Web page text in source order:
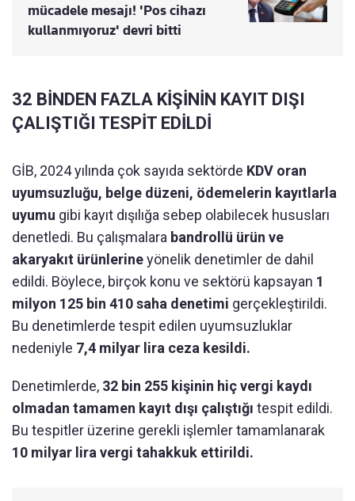
mücadele mesajı! 'Pos cihazı
kullanmıyoruz' devri bitti
32 BİNDEN FAZLA KİŞİNİN KAYIT DIŞI
ÇALIŞTIĞI TESPİT EDİLDİ
GİB, 2024 yılında çok sayıda sektörde KDV oran
uyumsuzluğu, belge düzeni, ödemelerin kayıtlarla
uyumu gibi kayıt dışılığa sebep olabilecek hususları
denetledi. Bu çalışmalara bandrollü ürün ve
akaryakıt ürünlerineyönelik denetimler de dahil
edildi. Böylece, birçok konu ve sektörü kapsayan 1
milyon 125 bin 410 saha denetimi gerçekleştirildi.
Bu denetimlerde tespit edilen uyumsuzluklar
nedeniyle 7,4 milyar lira ceza kesildi.
Denetimlerde, 32 bin 255 kişinin hiç vergi kaydı
olmadan tamamen kayıt dışı çalıştığı tespit edildi.
Bu tespitler üzerine gerekli işlemler tamamlanarak
10 milyar lira vergi tahakkuk ettirildi.